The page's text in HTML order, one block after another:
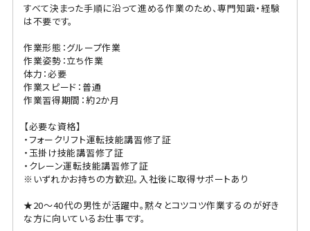
すべて決まった手順に沿って進める作業のため、専門知識・経験
は不要です。
作業形態：グループ作業
作業姿勢：立ち作業
体力：必要
作業スピード：普通
作業習得期間：約2か月
【必要な資格】
・フォークリフト運転技能講習修了証
・玉掛け技能講習修了証
・クレーン運転技能講習修了証
※いずれかお持ちの方歓迎。入社後に取得サポートあり
★20〜40代の男性が活躍中。黙々とコツコツ作業するのが好き
な方に向いているお仕事です。